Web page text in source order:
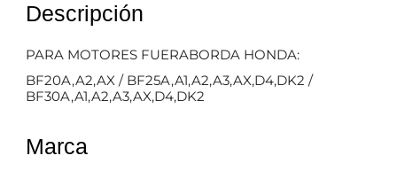
Descripción
PARA MOTORES FUERABORDA HONDA:
BF20A,A2,AX / BF25A,A1,A2,A3,AX,D4,DK2 /
BF30A,A1,A2,A3,AX,D4,DK2
Marca